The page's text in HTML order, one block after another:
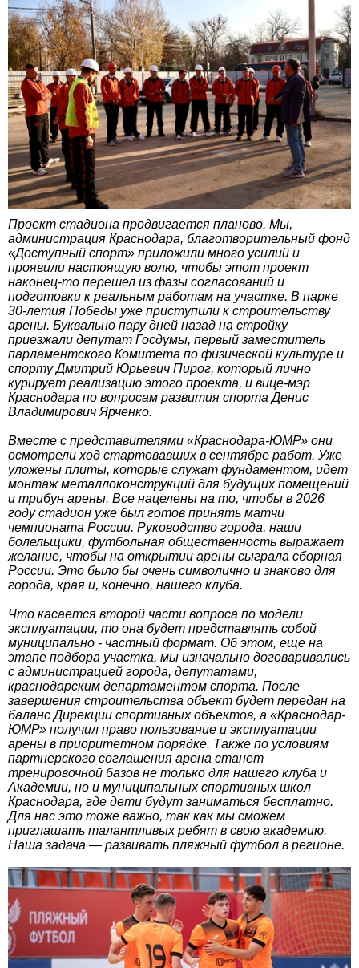
Проект стадиона продвигается планово. Мы,
администрация Краснодара, благотворительный фонд
«Доступный спорт» приложили много усилий и
проявили настоящую волю, чтобы этот проект
наконец-то перешел из фазы согласований и
подготовки к реальным работам на участке. В парке
30-летия Победы уже приступили к строительству
арены. Буквально пару дней назад на стройку
приезжали депутат Госдумы, первый заместитель
парламентского Комитета по физической культуре и
спорту Дмитрий Юрьевич Пирог, который лично
курирует реализацию этого проекта, и вице-мэр
Краснодара по вопросам развития спорта Денис
Владимирович Ярченко.
Вместе с представителями «Краснодара-ЮМР» они
осмотрели ход стартовавших в сентябре работ. Уже
уложены плиты, которые служат фундаментом, идет
монтаж металлоконструкций для будущих помещений
и трибун арены. Все нацелены на то, чтобы в 2026
году стадион уже был готов принять матчи
чемпионата России. Руководство города, наши
болельщики, футбольная общественность выражает
желание, чтобы на открытии арены сыграла сборная
России. Это было бы очень символично и знаково для
города, края и, конечно, нашего клуба.
Что касается второй части вопроса по модели
эксплуатации, то она будет представлять собой
муниципально - частный формат. Об этом, еще на
этапе подбора участка, мы изначально договаривались
с администрацией города, депутатами,
краснодарским департаментом спорта. После
завершения строительства объект будет передан на
баланс Дирекции спортивных объектов, а «Краснодар-
ЮМР» получил право пользование и эксплуатации
арены в приоритетном порядке. Также по условиям
партнерского соглашения арена станет
тренировочной базов не только для нашего клуба и
Академии, но и муниципальных спортивных школ
Краснодара, где дети будут заниматься бесплатно.
Для нас это тоже важно, так как мы сможем
приглашать талантливых ребят в свою академию.
Наша задача — развивать пляжный футбол в регионе.